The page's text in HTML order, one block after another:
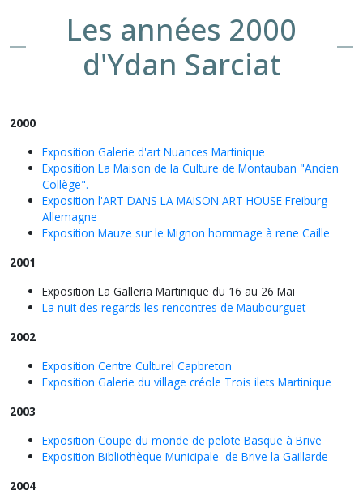
Les années 2000
d'Ydan Sarciat
2000
Exposition Galerie d'art Nuances Martinique
Exposition La Maison de la Culture de Montauban "Ancien
Collège".
Exposition l'ART DANS LA MAISON ART HOUSE Freiburg
Allemagne
Exposition Mauze sur le Mignon hommage à rene Caille
2001
Exposition La Galleria Martinique du 16 au 26 Mai
La nuit des regards les rencontres de Maubourguet
2002
Exposition Centre Culturel Capbreton
Exposition Galerie du village créole Trois ilets Martinique
2003
Exposition Coupe du monde de pelote Basque à Brive
Exposition Bibliothèque Municipale de Brive la Gaillarde
2004